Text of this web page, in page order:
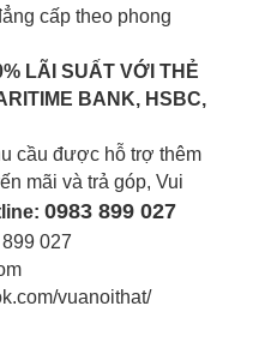
cấp theo phong
LÃI SUẤT VỚI THẺ
BANK, HSBC,
cầu được hỗ trợ thêm
mãi và trả góp, Vui
0983 899 027
027
vuanoithat/